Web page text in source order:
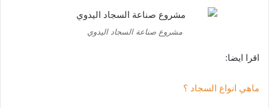
مشروع صناعة السجاد اليدوي
اقرا ايضا:
ماهي انواع السجاد ؟